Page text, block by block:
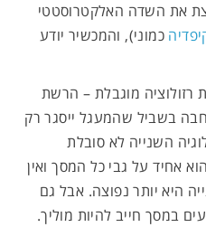
את השדה האלקטרוסטטי
כמוני), והמכשיר יודע
רזולוציה מוגבלת – הרשת
בשביל שהמעגל ייסגר רק
השנייה לא סובלת
אחיד על גבי כל המסך ואין
היא יותר נפוצה. אבל גם
במסך חייב להיות מוליך.